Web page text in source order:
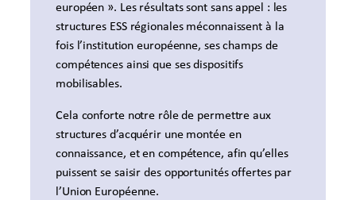
européen ». Les résultats sont sans appel : les
structures ESS régionales méconnaissent à la
fois l’institution européenne, ses champs de
compétences ainsi que ses dispositifs
mobilisables.
Cela conforte notre rôle de permettre aux
structures d’acquérir une montée en
connaissance, et en compétence, afin qu’elles
puissent se saisir des opportunités offertes par
l’Union Européenne.